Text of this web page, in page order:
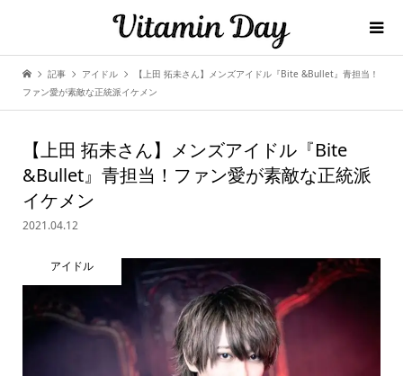
記事 アイドル
【上田 拓未さん】メンズアイドル『Bite &Bullet』青担当！
ファン愛が素敵な正統派イケメン
【上田 拓未さん】メンズアイドル『Bite
&Bullet』青担当！ファン愛が素敵な正統派
イケメン
2021.04.12
アイドル